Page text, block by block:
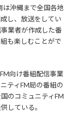
沖縄まで全国各地
し、放送をしてい
業者が作成した番
も楽しむことがで
向け番組配信事業
ティFM局の番組の
のコミュニティFM
している。